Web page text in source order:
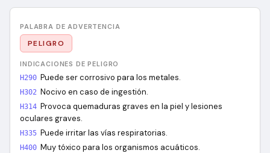
PALABRA DE ADVERTENCIA
PELIGRO
INDICACIONES DE PELIGRO
H290 Puede ser corrosivo para los metales.
H302 Nocivo en caso de ingestión.
H314 Provoca quemaduras graves en la piel y lesiones
oculares graves.
H335 Puede irritar las vías respiratorias.
H400 Muy tóxico para los organismos acuáticos.